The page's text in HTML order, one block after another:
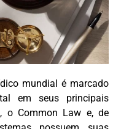
mundial é marcado
em seus principais
o Common Law e, de